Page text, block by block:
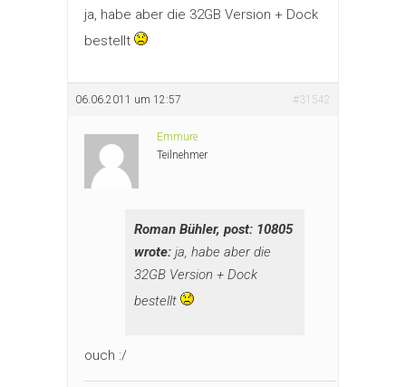
ja, habe aber die 32GB Version + Dock
bestellt
06.06.2011 um 12:57 #31542
Emmure
Teilnehmer
Roman Bühler, post: 10805
wrote: ja, habe aber die
32GB Version + Dock
bestellt
ouch :/